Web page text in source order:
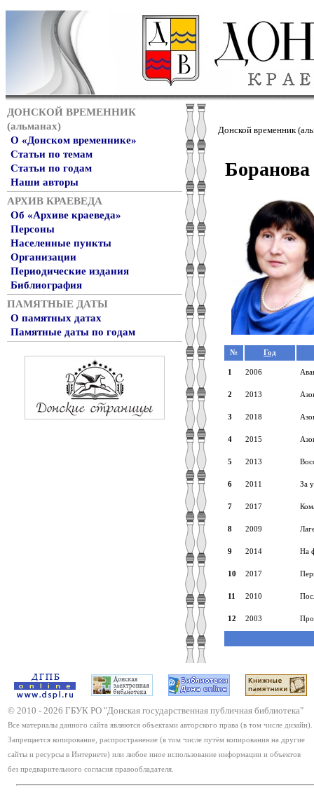
ДОНСКОЙ ВРЕМЕННИК
(альманах)
О «Донском временнике»
Статьи по темам
Статьи по годам
Наши авторы
АРХИВ КРАЕВЕДА
Об «Архиве краеведа»
Персоны
Населенные пункты
Организации
Периодические издания
Библиография
ПАМЯТНЫЕ ДАТЫ
О памятных датах
Памятные даты по годам
Донской временник
№ Год
1 2006
2 2013
3 2018
4 2015
5 2013
6 2011 За
7 2017
8 2009
9 2014 На
10 2017
11 2010
12 2003
© 2010 - 2026 ГБУК РО "Донская государственная публичная библиотека"
Все материалы данного сайта являются объектами авторского права (в том числе дизайн).
Запрещается копирование, распространение (в том числе путём копирования на другие
сайты и ресурсы в Интернете) или любое иное использование информации и объектов
без предварительного согласия правообладателя.